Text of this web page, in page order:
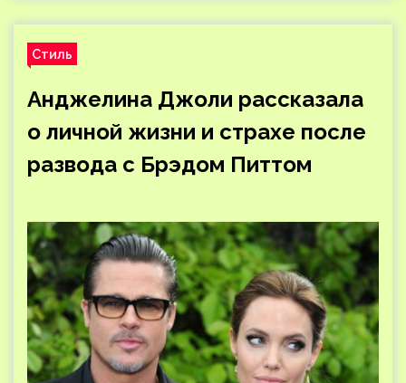
Стиль
Анджелина Джоли рассказала
о личной жизни и страхе после
развода с Брэдом Питтом